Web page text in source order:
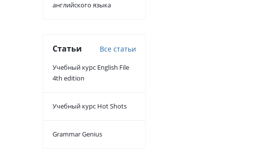
английского языка
Статьи Все статьи
Учебный курс English File
4th edition
Учебный курс Hot Shots
Grammar Genius